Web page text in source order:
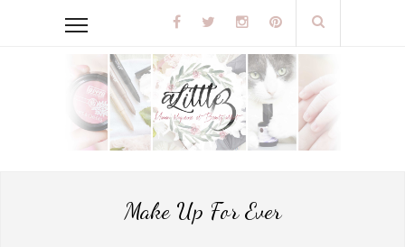
Make Up For Ever